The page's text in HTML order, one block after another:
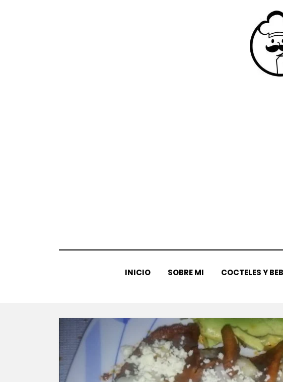
INICIO SOBRE MI COCTELES Y